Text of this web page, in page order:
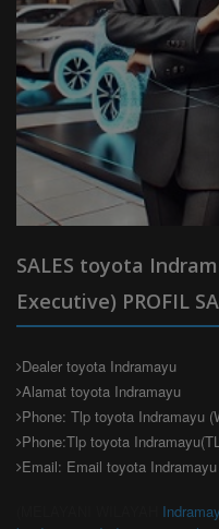
SALES toyota
Executive) PROFIL
Dealer toyota Indramayu
Alamat toyota Indramayu
Phone: Tlp toyota Indramayu
Phone:Tlp toyota
Email: Email toyota Indramayu